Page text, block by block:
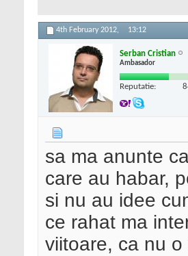
4th February 2012, 13:12
Serban Cristian
Ambasador
Reputatie:
sa ma anunte
care au habar,
si nu au idee
ce rahat ma
viitoare, ca nu